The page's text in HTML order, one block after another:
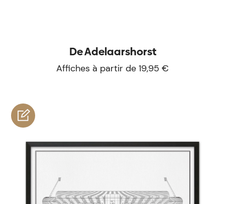
De Adelaarshorst
Affiches à partir de 19,95 €